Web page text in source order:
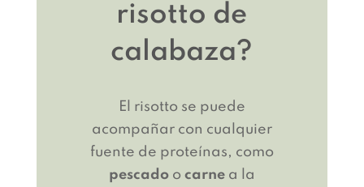
risotto de
calabaza?
El risotto se puede
acompañar con cualquier
fuente de proteínas, como
pescadoo carnea la